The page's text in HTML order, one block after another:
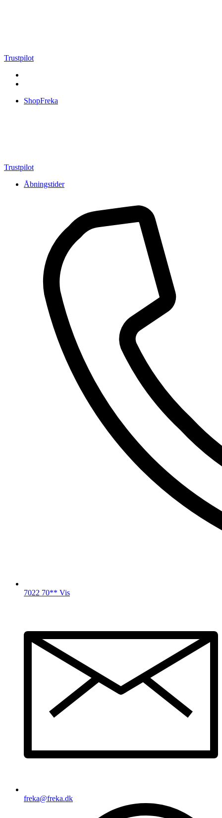
Trustpilot
ShopFreka
Trustpilot
Åbningstider
7022 70** Vis
freka@freka.dk